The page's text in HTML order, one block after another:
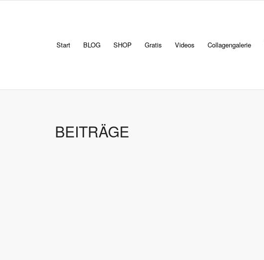
Start BLOG SHOP Gratis Videos Collagengalerie
BEITRÄGE